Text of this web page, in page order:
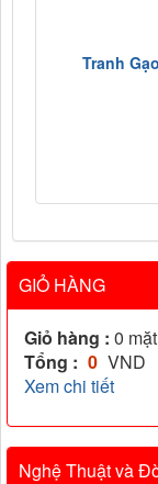
Tranh
GIỎ HÀNG
Giỏ hàng : 0
Tổng : 0 VND
Xem chi tiết
Nghệ Thuật và